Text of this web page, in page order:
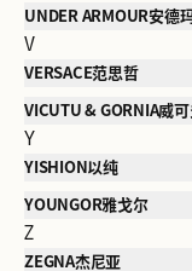
UNDER ARMOUR安德
V
VERSACE范思哲
VICUTU & GORNIA威
Y
YISHION以纯
YOUNGOR雅戈尔
Z
ZEGNA杰尼亚